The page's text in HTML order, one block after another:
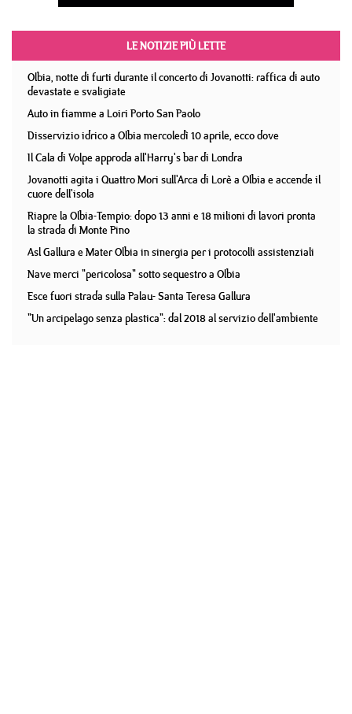
LE NOTIZIE PIÙ LETTE
Olbia, notte di furti durante il concerto di Jovanotti: raffica di auto
devastate e svaligiate
Auto in fiamme a Loiri Porto San Paolo
Disservizio idrico a Olbia mercoledì 10 aprile, ecco dove
Il Cala di Volpe approda all'Harry's bar di Londra
Jovanotti agita i Quattro Mori sull'Arca di Lorè a Olbia e accende il
cuore dell'isola
Riapre la Olbia-Tempio: dopo 13 anni e 18 milioni di lavori pronta
la strada di Monte Pino
Asl Gallura e Mater Olbia in sinergia per i protocolli assistenziali
Nave merci "pericolosa" sotto sequestro a Olbia
Esce fuori strada sulla Palau- Santa Teresa Gallura
"Un arcipelago senza plastica": dal 2018 al servizio dell'ambiente